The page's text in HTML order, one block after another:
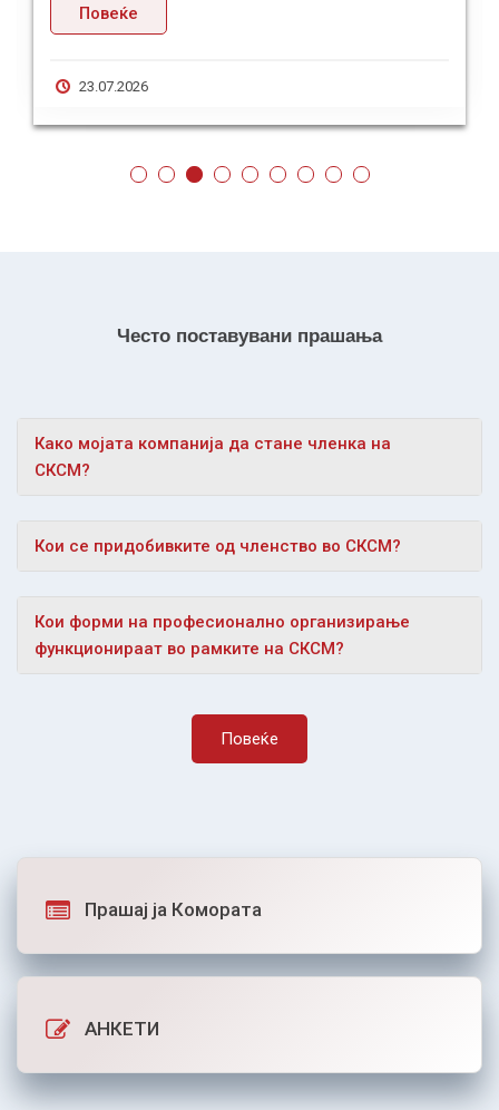
Повеќе
23.07.2026
Често поставувани прашања
Како мојата компанија да стане членка на
СКСМ?
Кои се придобивките од членство во СКСМ?
Кои форми на професионално организирање
функционираат во рамките на СКСМ?
Повеќе
Прашај ја Комората
АНКЕТИ